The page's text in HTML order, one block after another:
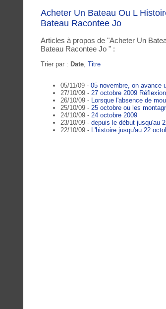
Acheter Un Bateau Ou L
Bateau Racontee Jo
Articles à propos de "Acheter Un
Bateau Racontee Jo " :
Trier par : Date Titre
05/11/09 - 05 novembre, on avance
27/10/09 - 27 octobre 2009
26/10/09 - Lorsque l'absence de
25/10/09 - 25 octobre ou les
24/10/09 - 24 octobre 2009
23/10/09 - depuis le début jusqu'au
22/10/09 - L'histoire jusqu'au 22